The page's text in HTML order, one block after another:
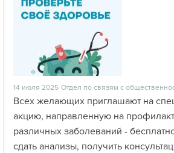
14 июля 2025 Отдел по связям с
Всех желающих приглашают на
акцию, направленную на
различных заболеваний -
сдать анализы, получить